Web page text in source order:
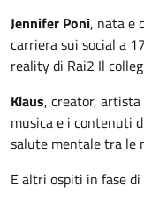
Jennifer Poni, nata e
carriera sui social a
reality di Rai2 Il
Klaus, creator,
musica e i contenuti
salute mentale tra le
E altri ospiti in fase